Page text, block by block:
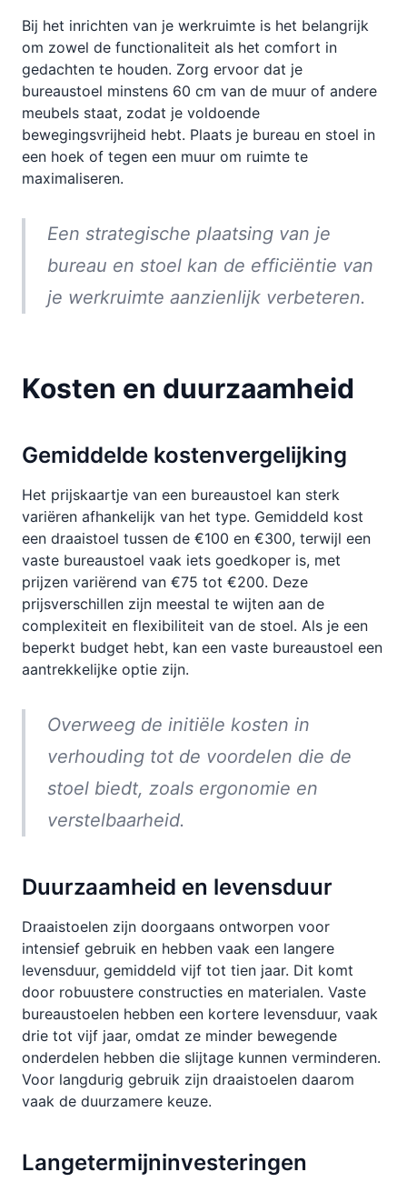
Bij het inrichten van je werkruimte is het belangrijk
om zowel de functionaliteit als het comfort in
gedachten te houden. Zorg ervoor dat je
bureaustoel minstens 60 cm van de muur of andere
meubels staat, zodat je voldoende
bewegingsvrijheid hebt. Plaats je bureau en stoel in
een hoek of tegen een muur om ruimte te
maximaliseren.
Een strategische plaatsing van je
bureau en stoel kan de efficiëntie van
je werkruimte aanzienlijk verbeteren.
Kosten en duurzaamheid
Gemiddelde kostenvergelijking
Het prijskaartje van een bureaustoel kan sterk
variëren afhankelijk van het type. Gemiddeld kost
een draaistoel tussen de €100 en €300, terwijl een
vaste bureaustoel vaak iets goedkoper is, met
prijzen variërend van €75 tot €200. Deze
prijsverschillen zijn meestal te wijten aan de
complexiteit en flexibiliteit van de stoel. Als je een
beperkt budget hebt, kan een vaste bureaustoel een
aantrekkelijke optie zijn.
Overweeg de initiële kosten in
verhouding tot de voordelen die de
stoel biedt, zoals ergonomie en
verstelbaarheid.
Duurzaamheid en levensduur
Draaistoelen zijn doorgaans ontworpen voor
intensief gebruik en hebben vaak een langere
levensduur, gemiddeld vijf tot tien jaar. Dit komt
door robuustere constructies en materialen. Vaste
bureaustoelen hebben een kortere levensduur, vaak
drie tot vijf jaar, omdat ze minder bewegende
onderdelen hebben die slijtage kunnen verminderen.
Voor langdurig gebruik zijn draaistoelen daarom
vaak de duurzamere keuze.
Langetermijninvesteringen